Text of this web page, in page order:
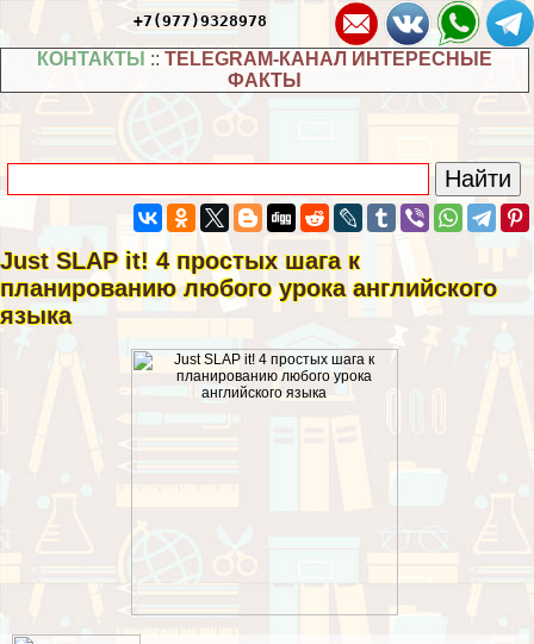
+7(977)9328978
КОНТАКТЫ :: TELEGRAM-КАНАЛ ИНТЕРЕСНЫЕ
ФАКТЫ
Just SLAP it! 4 простых шага к
планированию любого урока английского
языка